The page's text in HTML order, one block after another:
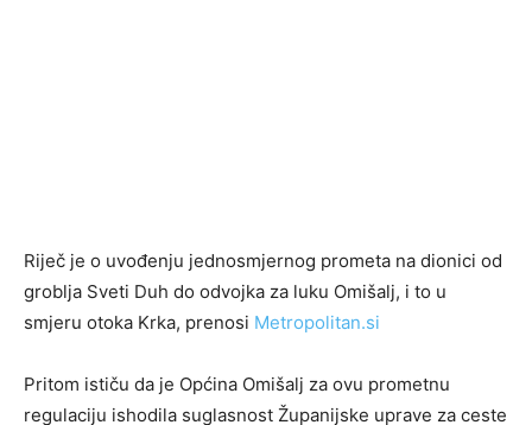
Riječ je o uvođenju jednosmjernog prometa na dionici od
groblja Sveti Duh do odvojka za luku Omišalj, i to u
smjeru otoka Krka, prenosi Metropolitan.si
Pritom ističu da je Općina Omišalj za ovu prometnu
regulaciju ishodila suglasnost Županijske uprave za ceste